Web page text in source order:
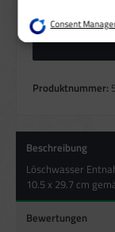
Produktnummer:
Beschreibung
Löschwasser
10.5 x 29.7 cm
Bewertungen
Verwendung von
Erstellung von
Verwendung von
Messung der
aus verschiedenen
Besondere Features:
Verwendung
Consent